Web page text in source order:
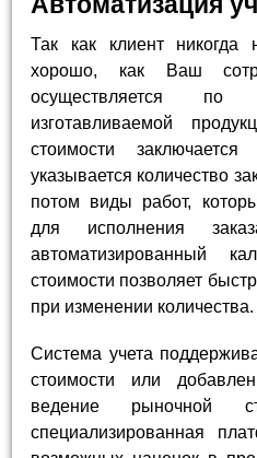
Так как клиент никогда
хорошо, как Ваш
осуществляется по
изготавливаемой
стоимости
указывается количество
потом виды работ,
для исполнения
автоматизированный
стоимости позволяет
при изменении количества.
Система учета
стоимости или
ведение рыночной
специализированная